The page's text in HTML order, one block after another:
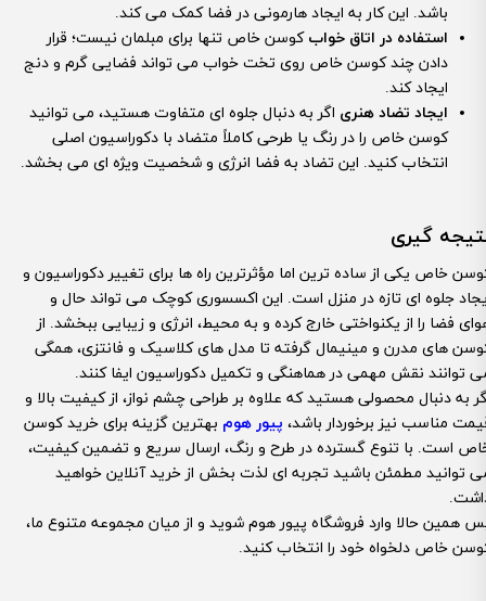
باشد. این کار به ایجاد هارمونی در فضا کمک می کند.
استفاده در اتاق خواب کوسن خاص تنها برای مبلمان نیست؛ قرار
دادن چند کوسن خاص روی تخت خواب می تواند فضایی گرم و دنج
ایجاد کند.
ایجاد تضاد هنری اگر به دنبال جلوه ای متفاوت هستید، می توانید
کوسن خاص را در رنگ یا طرحی کاملاً متضاد با دکوراسیون اصلی
انتخاب کنید. این تضاد به فضا انرژی و شخصیت ویژه ای می بخشد.
گیری
خاص یکی از ساده ترین اما مؤثرترین راه ها برای تغییر دکوراسیون و
جلوه ای تازه در منزل است. این اکسسوری کوچک می تواند حال و
فضا را از یکنواختی خارج کرده و به محیط، انرژی و زیبایی ببخشد. از
های مدرن و مینیمال گرفته تا مدل های کلاسیک و فانتزی، همگی
توانند نقش مهمی در هماهنگی و تکمیل دکوراسیون ایفا کنند.
به دنبال محصولی هستید که علاوه بر طراحی چشم نواز، از کیفیت بالا و
مناسب نیز برخوردار باشد، پیور هوم بهترین گزینه برای خرید کوسن
است. با تنوع گسترده در طرح و رنگ، ارسال سریع و تضمین کیفیت،
توانید مطمئن باشید تجربه ای لذت بخش از خرید آنلاین خواهید
همین حالا وارد فروشگاه پیور هوم شوید و از میان مجموعه متنوع ما،
خاص دلخواه خود را انتخاب کنید.